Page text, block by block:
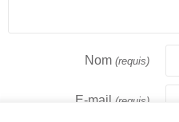
Nom(requis)
E-mail(requis)